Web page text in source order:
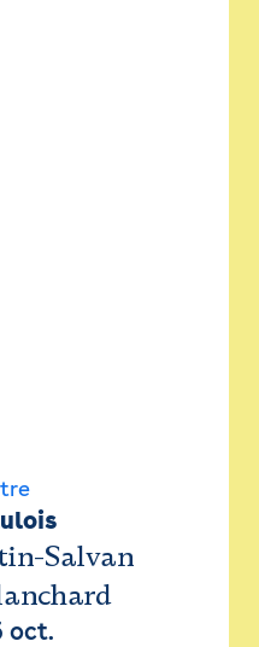
Salvan
oct.